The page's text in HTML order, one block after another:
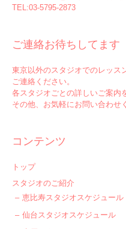
TEL:03-5795-2873
ご連絡お待ちしてます
東京以外のスタジオでのレッス
ご連絡ください。
各スタジオごとの詳しいご案内
その他、お気軽にお問い合わせ
コンテンツ
トップ
スタジオのご紹介
恵比寿スタジオスケジュール
仙台スタジオスケジュール